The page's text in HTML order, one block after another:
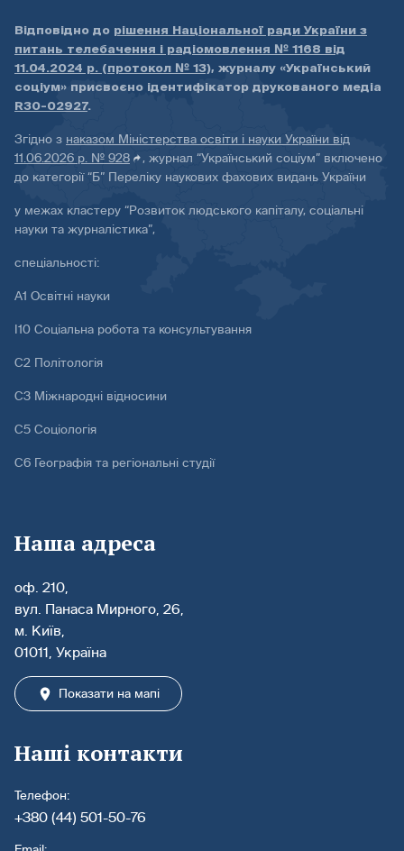
Відповідно до рішення Національної ради України з
питань телебачення і радіомовлення № 1168 від
11.04.2024 р. (протокол № 13), журналу «Український
соціум» присвоєно ідентифікатор друкованого медіа
R30-02927.
Згідно з наказом Міністерства освіти і науки України від
11.06.2026 р. № 928
, журнал “Український соціум” включено
до категорії “Б” Переліку наукових фахових видань України
у межах кластеру “Розвиток людського капіталу, соціальні
науки та журналістика”,
спеціальності:
А1 Освітні науки
І10 Соціальна робота та консультування
С2 Політологія
С3 Міжнародні відносини
С5 Соціологія
С6 Географія та регіональні студії
Наша адреса
оф. 210,
вул. Панаса Мирного, 26,
м. Київ,
01011, Україна
Показати на мапі
Наші контакти
Телефон:
+380 (44) 501-50-76